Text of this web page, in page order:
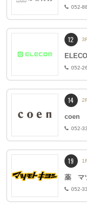
052-
12
052-
14
coen
052-
19
薬 マ
052-